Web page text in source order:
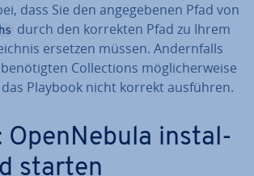
dass Sie den an­ge­ge­be­nen Pfad von
durch den korrekten Pfad zu Ihrem
ersetzen müssen. An­dern­falls
Coll­ec­tions mög­li­cher­wei­se
Playbook nicht korrekt ausführen.
Open­Ne­bu­la in­stal­
starten